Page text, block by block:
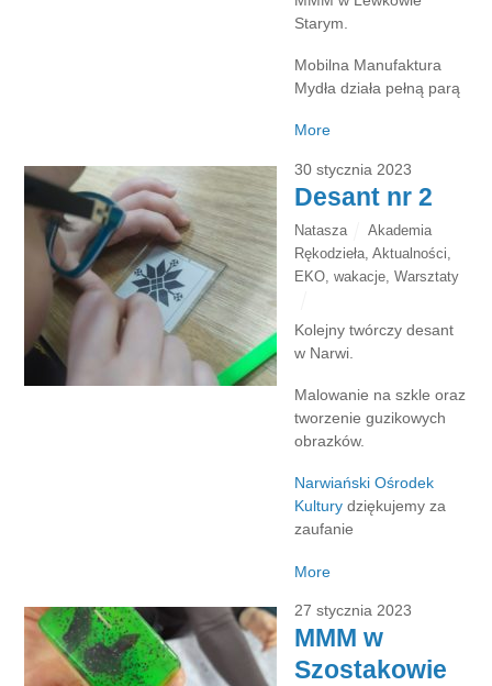
Starym.
Mobilna Manufaktura
Mydła działa pełną parą
More
30 stycznia 2023
Desant nr 2
Natasza
Akademia
Rękodzieła ,Aktualności
EKO ,wakacje ,Warsztaty
Kolejny twórczy desant
w Narwi.
Malowanie na szkle oraz
tworzenie guzikowych
obrazków.
Narwiański Ośrodek
Kultury dziękujemy za
zaufanie
More
27 stycznia 2023
MMM w
Szostakowie